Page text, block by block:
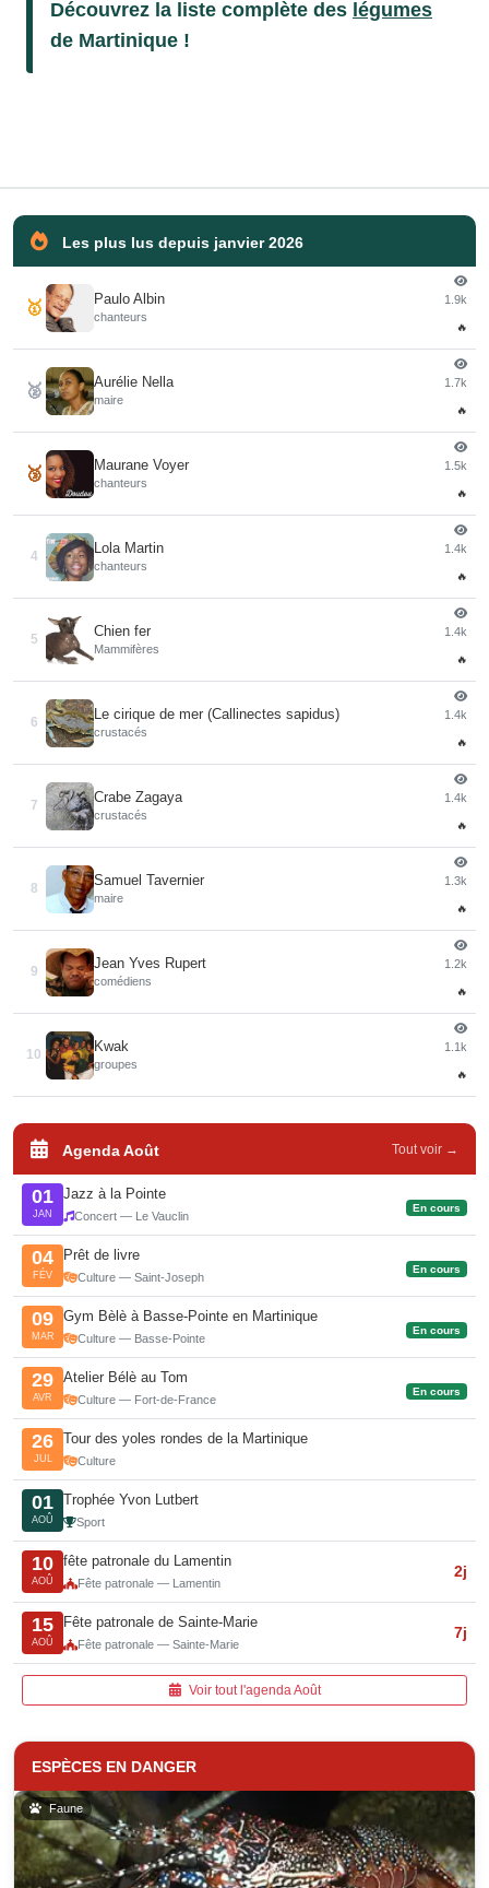
Découvrez la liste complète des légumes
de Martinique !
Les plus lus depuis janvier 2026
🥇 Paulo Albin
chanteurs
1.9k
🔥
🥈 Aurélie Nella
maire
1.7k
🔥
🥉 Maurane Voyer
chanteurs
1.5k
🔥
4
Lola Martin
chanteurs
1.4k
🔥
5
Chien fer
Mammifères
1.4k
🔥
6
Le cirique de mer (Callinectes sapidus)
crustacés
1.4k
🔥
7
Crabe Zagaya
crustacés
1.4k
🔥
8
Samuel Tavernier
maire
1.3k
🔥
9
Jean Yves Rupert
comédiens
1.2k
🔥
10
Kwak
groupes
1.1k
🔥
Agenda Août Tout voir →
01
JAN
Jazz à la Pointe
Concert — Le Vauclin
En cours
04
FÉV
Prêt de livre
Culture — Saint-Joseph
En cours
09
MAR
Gym Bèlè à Basse-Pointe en Martinique
Culture — Basse-Pointe
En cours
29
AVR
Atelier Bélè au Tom
Culture — Fort-de-France
En cours
26
JUL
Tour des yoles rondes de la Martinique
Culture
01
AOÛ
Trophée Yvon Lutbert
Sport
10
AOÛ
fête patronale du Lamentin
Fête patronale — Lamentin
2j
15
AOÛ
Fête patronale de Sainte-Marie
Fête patronale — Sainte-Marie
7j
Voir tout l'agenda Août
ESPÈCES EN DANGER
Faune